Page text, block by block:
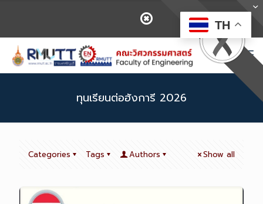
ทุนเรียนต่อฮังการี 2026
Categories Tags Authors Show all
TH